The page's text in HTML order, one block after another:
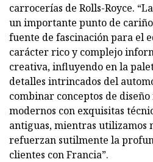
carrocerías de Rolls-Royce.
un importante punto de
fuente de fascinación para el
carácter rico y complejo
creativa, influyendo en la
detalles intrincados del
combinar conceptos de
modernos con exquisitas
antiguas, mientras utilizamos
refuerzan sutilmente la
clientes con Francia”.